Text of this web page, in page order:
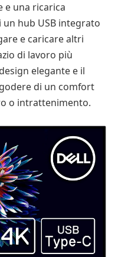
e una ricarica
hub USB integrato
e caricare altri
di lavoro più
elegante e il
di un comfort
o intrattenimento.